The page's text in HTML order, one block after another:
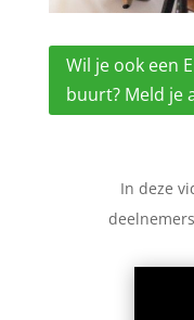
Wil je ook een
buurt? Meld je
In deze